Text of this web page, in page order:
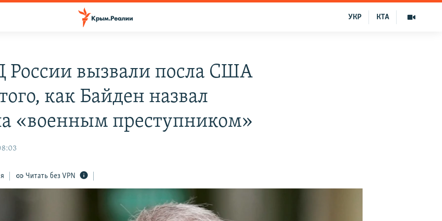
КТА
УКР
вызвали посла США
как Байден назвал
«военным преступником»
Читать без VPN